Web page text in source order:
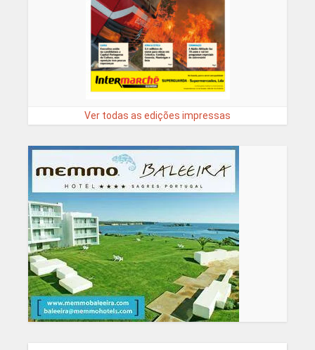
Ver todas as edições impressas